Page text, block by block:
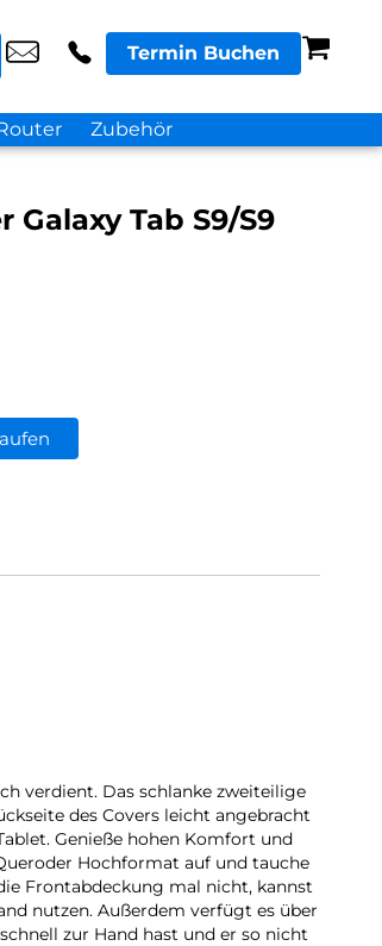
Termin Buchen
Zubehör
Galaxy Tab S9/S9
verdient. Das schlanke zweiteilige
des Covers leicht angebracht
Genieße hohen Komfort und
Hochformat auf und tauche
Frontabdeckung mal nicht, kannst
nutzen. Außerdem verfügt es über
zur Hand hast und er so nicht